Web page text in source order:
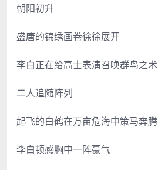
朝阳初升
盛唐的锦绣画卷徐徐展开
李白正在给高士表演召唤群鸟之术
二人追随阵列
起飞的白鹤在万亩危海中策马奔腾
李白顿感胸中一阵豪气